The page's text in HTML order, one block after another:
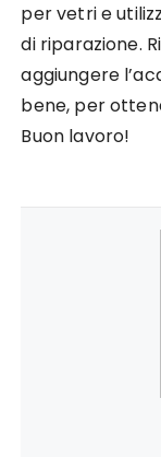
per vetri e
di riparazione.
aggiungere
bene, per
Buon lavoro!